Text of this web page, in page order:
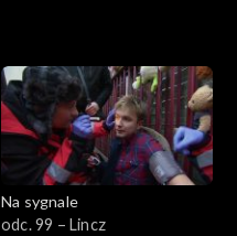
Na sygnale
odc. 99 – Lincz